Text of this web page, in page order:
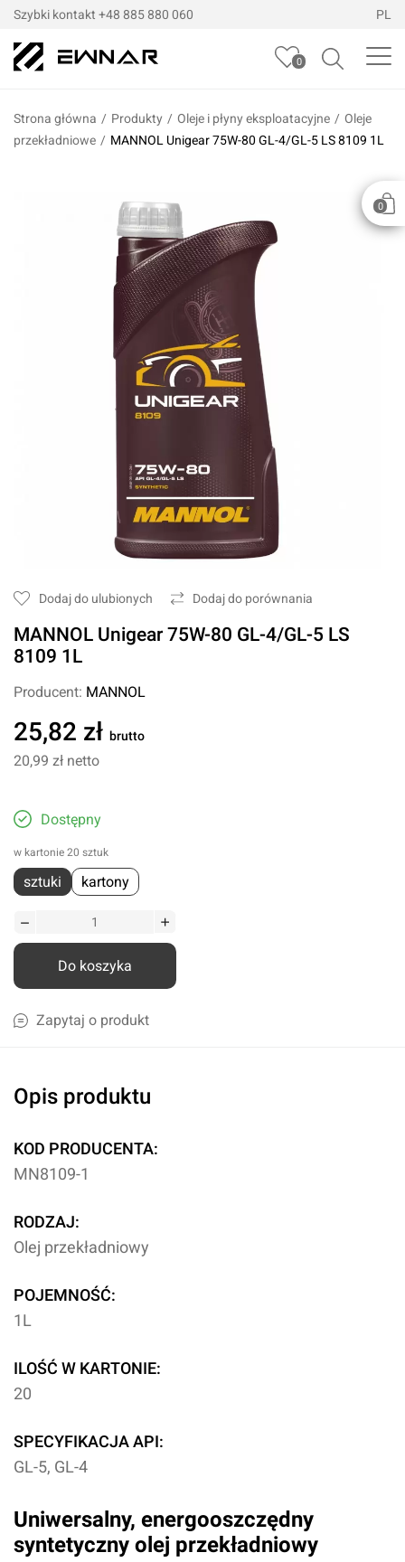
Szybki kontakt +48 885 880 060 PL
0
0
Strona główna / Produkty / Oleje i płyny eksploatacyjne / Oleje
przekładniowe / MANNOL Unigear 75W-80 GL-4/GL-5 LS 8109 1L
Dodaj do ulubionych Dodaj do porównania
MANNOL Unigear 75W-80 GL-4/GL-5 LS
8109 1L
Producent: MANNOL
25,82 zł brutto
20,99 zł netto
Dostępny
w kartonie 20 sztuk
sztuki kartony
Do koszyka
Zapytaj o produkt
Opis produktu
KOD PRODUCENTA:
MN8109-1
RODZAJ:
Olej przekładniowy
POJEMNOŚĆ:
1L
ILOŚĆ W KARTONIE:
20
SPECYFIKACJA API:
GL-5, GL-4
Uniwersalny, energooszczędny
syntetyczny olej przekładniowy